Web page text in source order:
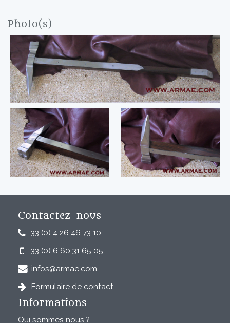
Photo(s)
Contactez-nous
33 (0) 4 26 46 73 10
33 (0) 6 60 31 65 05
infos@armae.com
Formulaire de contact
Informations
Qui sommes nous ?